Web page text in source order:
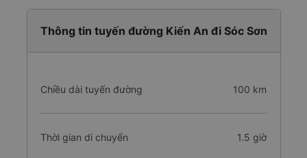
Thông tin tuyến đường Kiến An đi Sóc Sơn
Chiều dài tuyến đường 100 km
Thời gian di chuyển 1.5 giờ